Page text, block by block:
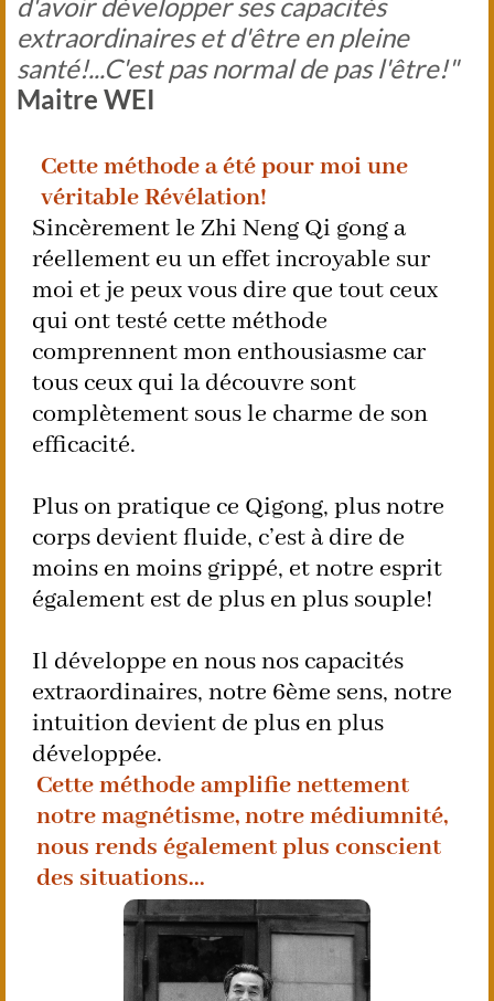
d'avoir développer ses capacités
extraordinaires et d'être en pleine
santé!...C'est pas normal de pas l'être!"
Maitre WEI
Cette méthode a été pour moi une
véritable Révélation!
Sincèrement le Zhi Neng Qi gong a
réellement eu un effet incroyable sur
moi et je peux vous dire que tout ceux
qui ont testé cette méthode
comprennent mon enthousiasme car
tous ceux qui la découvre sont
complètement sous le charme de son
efficacité.
Plus on pratique ce Qigong, plus notre
corps devient fluide, c’est à dire de
moins en moins grippé, et notre esprit
également est de plus en plus souple!
Il développe en nous nos capacités
extraordinaires, notre 6ème sens, notre
intuition devient de plus en plus
développée.
Cette méthode amplifie nettement
notre magnétisme, notre médiumnité,
nous rends également plus conscient
des situations...